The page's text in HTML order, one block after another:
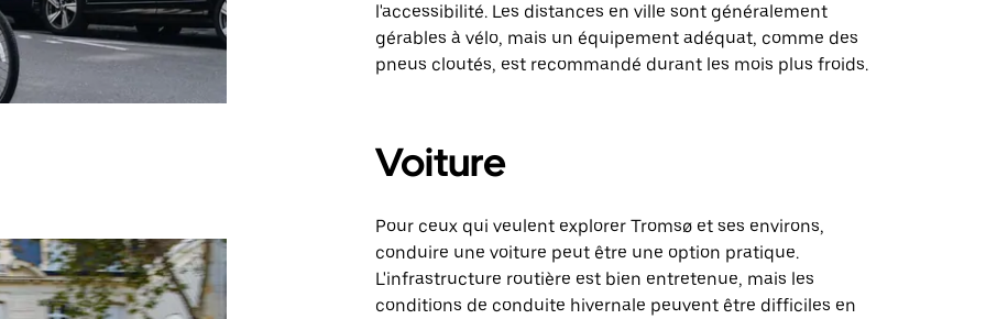
l'accessibilité. Les distances en ville sont généralement
gérables à vélo, mais un équipement adéquat, comme des
pneus cloutés, est recommandé durant les mois plus froids.
Voiture
Pour ceux qui veulent explorer Tromsø et ses environs,
conduire une voiture peut être une option pratique.
L'infrastructure routière est bien entretenue, mais les
conditions de conduite hivernale peuvent être difficiles en